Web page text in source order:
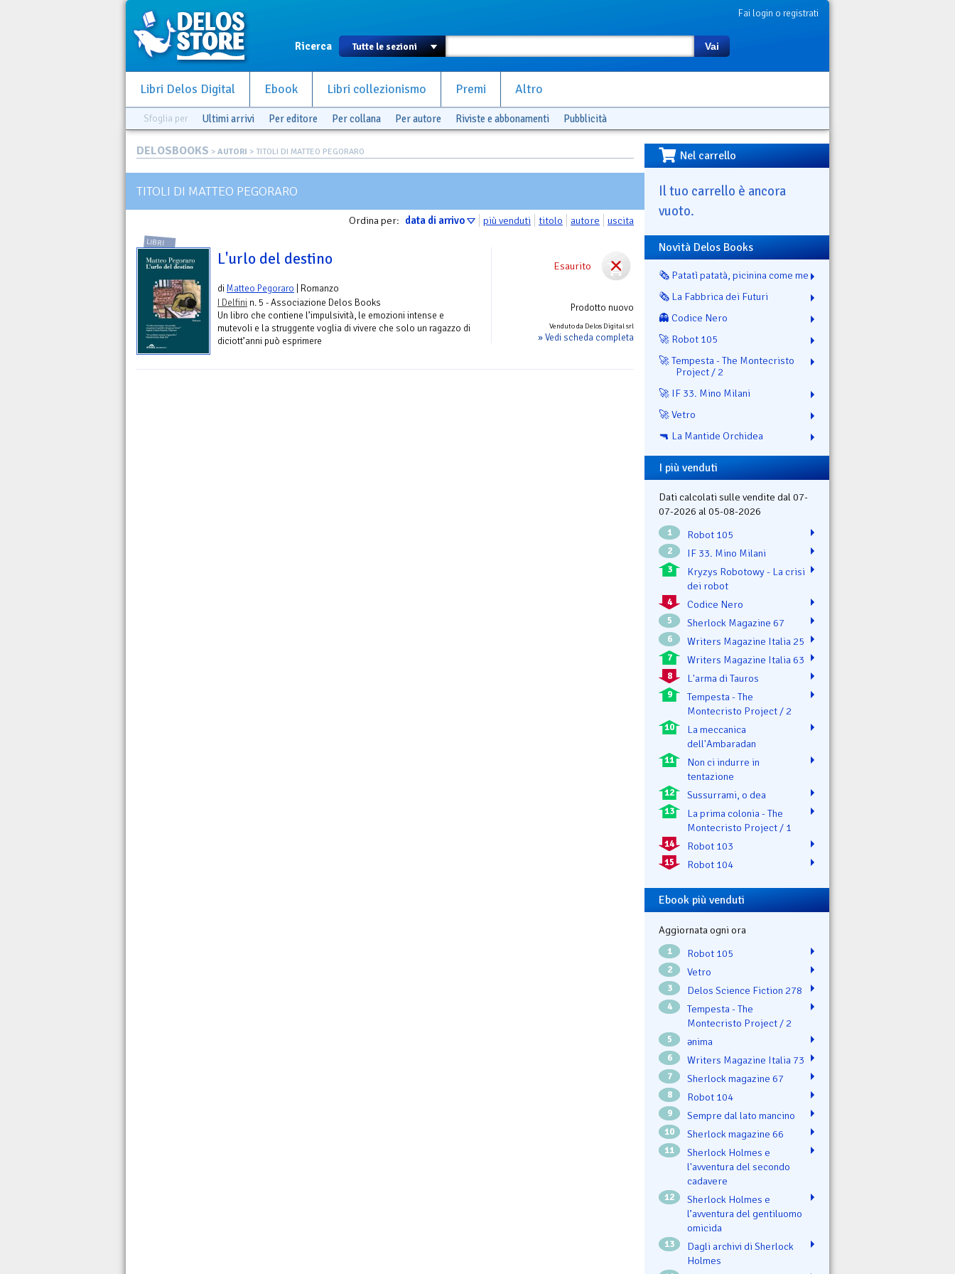
Fai login o registrati
Ricerca Vai
Libri Delos Digital Ebook Libri collezionismo Premi Altro
Sfoglia per Ultimi arrivi Per editore Per collana Per autore Riviste e abbonamenti Pubblicità
DELOSBOOKS > AUTORI > TITOLI DI MATTEO PEGORARO
TITOLI DI MATTEO PEGORARO
Ordina per: data di arrivo più venduti titolo autore uscita
Esaurito
Prodotto nuovo
Venduto da Delos Digital srl
» Vedi scheda completa
LIBRI
L'urlo del destino
di Matteo Pegoraro | Romanzo
I Delfini n. 5 - Associazione Delos Books
Un libro che contiene l’impulsività, le emozioni intense e
mutevoli e la struggente voglia di vivere che solo un ragazzo di
diciott’anni può esprimere
Nel carrello
Il tuo carrello è ancora
vuoto.
Novità Delos Books
🗞️ Patatì patatà, picinina come me
🗞️ La Fabbrica dei Futuri
👻 Codice Nero
🚀 Robot 105
🚀 Tempesta - The Montecristo
Project / 2
🚀 IF 33. Mino Milani
🚀 Vetro
🔫 La Mantide Orchidea
I più venduti
Dati calcolati sulle vendite dal 07-
07-2026 al 05-08-2026
1 Robot 105
2 IF 33. Mino Milani
3
Kryzys Robotowy - La crisi
dei robot
4 Codice Nero
5 Sherlock Magazine 67
6 Writers Magazine Italia 25
7 Writers Magazine Italia 63
8 L'arma di Tauros
9
Tempesta - The
Montecristo Project / 2
10
La meccanica
dell'Ambaradan
11
Non ci indurre in
tentazione
12 Sussurrami, o dea
13
La prima colonia - The
Montecristo Project / 1
14 Robot 103
15 Robot 104
Ebook più venduti
Aggiornata ogni ora
1 Robot 105
2 Vetro
3 Delos Science Fiction 278
4
Tempesta - The
Montecristo Project / 2
5 ənima
6 Writers Magazine Italia 73
7 Sherlock magazine 67
8 Robot 104
9 Sempre dal lato mancino
10 Sherlock magazine 66
11
Sherlock Holmes e
l'avventura del secondo
cadavere
12
Sherlock Holmes e
l’avventura del gentiluomo
omicida
13
Dagli archivi di Sherlock
Holmes